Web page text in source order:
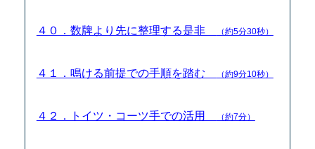
４０．数牌より先に整理する是非 （約5分30秒）
４１．鳴ける前提での手順を踏む （約9分10秒）
４２．トイツ・コーツ手での活用 （約7分）